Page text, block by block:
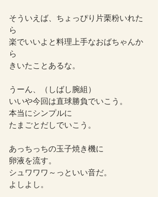
そういえば、ちょっぴり片栗粉いれた
ら
楽でいいよと料理上手なおばちゃんか
ら
きいたことあるな。
うーん、（しばし腕組）
いいや今回は直球勝負でいこう。
本当にシンプルに
たまごとだしでいこう。
あっちっちの玉子焼き機に
卵液を流す。
シュワワワ～っといい音だ。
よしよし。